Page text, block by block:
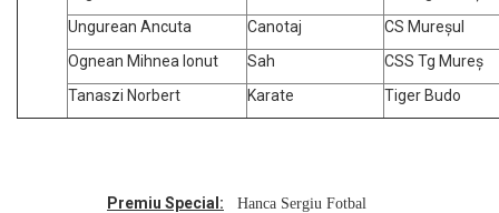
Ungurean Ancuta
Canotaj
CS Mureșul
Ognean Mihnea Ionut
Sah
CSS Tg Mureș
Tanaszi Norbert
Karate Tiger Budo
Premiu Special: Hanca Sergiu Fotbal